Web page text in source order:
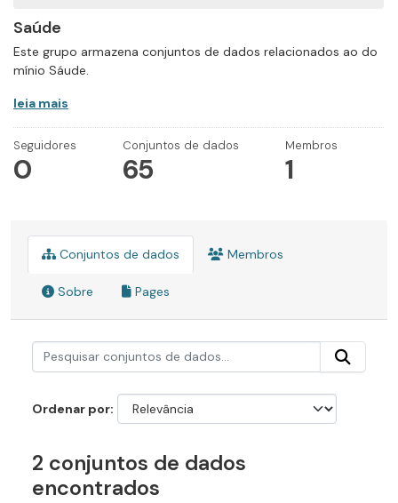
Saúde
Este grupo armazena conjuntos de dados relacionados ao do
mínio Sáude.
leia mais
Seguidores
0
Conjuntos de dados
65
Membros
1
Conjuntos de dados Membros
Sobre Pages
Ordenar por
2 conjuntos de dados
encontrados